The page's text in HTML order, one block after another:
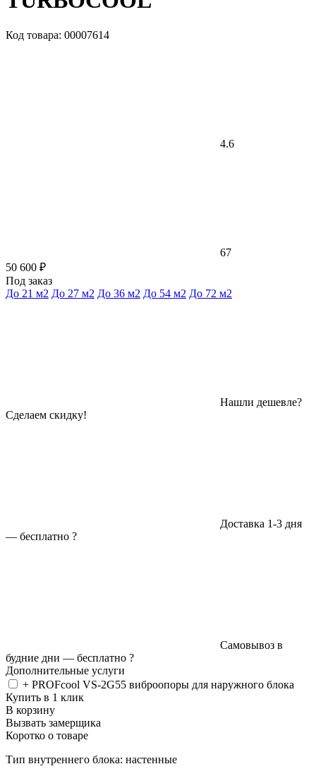
Код товара: 00007614
4.6
67
50 600 ₽
Под заказ
До 21 м2 До 27 м2 До 36 м2 До 54 м2 До 72 м2
Нашли дешевле?
Сделаем скидку!
Доставка 1-3 дня
— бесплатно ?
Самовывоз в
будние дни — бесплатно ?
Дополнительные услуги
+ PROFcool VS-2G55 виброопоры для наружного блока
Купить в 1 клик
В корзину
Вызвать замерщика
Коротко о товаре
Тип внутреннего блока: настенные